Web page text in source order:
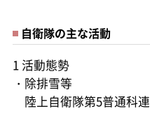
自衛隊の主な活動
1 活動態勢
・除排雪等
陸上自衛隊第5普通科